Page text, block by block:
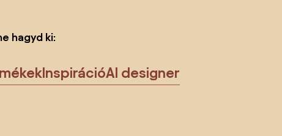
hagyd ki:
InspirációAI designer